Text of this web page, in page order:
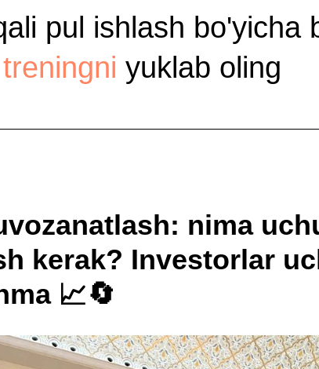
pul ishlash bo'yicha
treningni yuklab oling
nima
kerak? Investorlar
📈🔄